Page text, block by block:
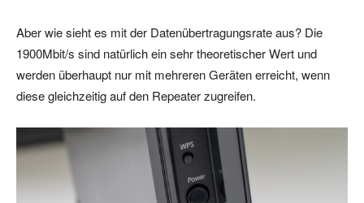
Aber wie sieht es mit der Datenübertragungsrate aus? Die
1900Mbit/s sind natürlich ein sehr theoretischer Wert und
werden überhaupt nur mit mehreren Geräten erreicht, wenn
diese gleichzeitig auf den Repeater zugreifen.